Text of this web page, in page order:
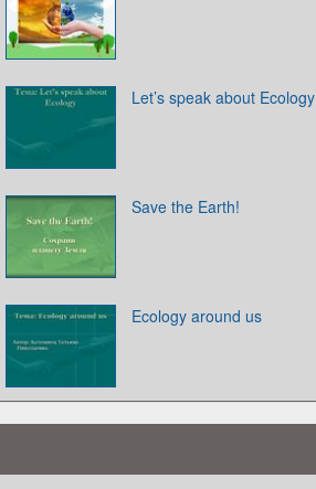
Let’s speak about Ecology
Save the Earth!
Ecology around us